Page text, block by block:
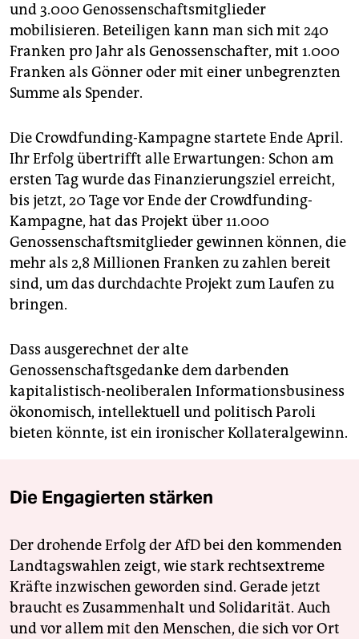
und 3.000 Genossenschaftsmitglieder
mobilisieren. Beteiligen kann man sich mit 240
Franken pro Jahr als Genossenschafter, mit 1.000
Franken als Gönner oder mit einer unbegrenzten
Summe als Spender.
Die Crowdfunding-Kampagne startete Ende April.
Ihr Erfolg übertrifft alle Erwartungen: Schon am
ersten Tag wurde das Finanzierungsziel erreicht,
bis jetzt, 20 Tage vor Ende der Crowdfunding-
Kampagne, hat das Projekt über 11.000
Genossenschaftsmitglieder gewinnen können, die
mehr als 2,8 Millionen Franken zu zahlen bereit
sind, um das durchdachte Projekt zum Laufen zu
bringen.
Dass ausgerechnet der alte
Genossenschaftsgedanke dem darbenden
kapitalistisch-neoliberalen ­Informationsbusiness
ökonomisch, intellektuell und politisch Paroli
bieten könnte, ist ein ironischer Kollateralgewinn.
Die Engagierten stärken
Der drohende Erfolg der AfD bei den kommenden
Landtagswahlen zeigt, wie stark rechtsextreme
Kräfte inzwischen geworden sind. Gerade jetzt
braucht es Zusammenhalt und Solidarität. Auch
und vor allem mit den Menschen, die sich vor Ort